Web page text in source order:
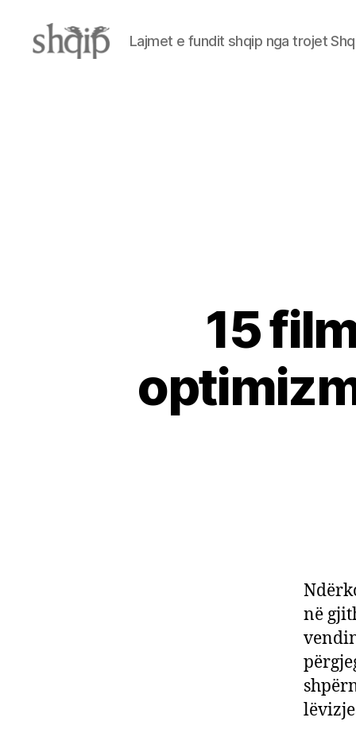
Lajmet e fundit shqip nga trojet
15
në